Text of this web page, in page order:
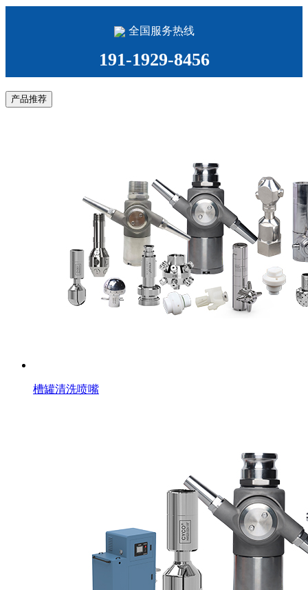
全国服务热线
191-1929-8456
产品推荐
槽罐清洗喷嘴